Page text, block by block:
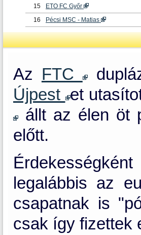
15
ETO FC Győr
16
Pécsi MSC - Matias
Az FTC
Újpest et
állt az élen öt
előtt.
legalábbis az
csapatnak is
csak így fizettek